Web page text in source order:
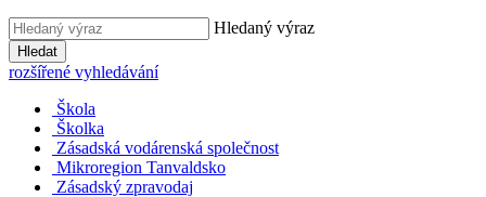
Hledaný výraz
Hledat
rozšířené vyhledávání
Škola
Školka
Zásadská vodárenská společnost
Mikroregion Tanvaldsko
Zásadský zpravodaj